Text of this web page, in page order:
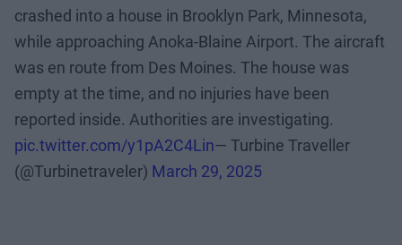
crashed into a house in Brooklyn Park, Minnesota,
while approaching Anoka-Blaine Airport. The aircraft
was en route from Des Moines. The house was
empty at the time, and no injuries have been
reported inside. Authorities are investigating.
pic.twitter.com/y1pA2C4Lin— Turbine Traveller
(@Turbinetraveler) March 29, 2025